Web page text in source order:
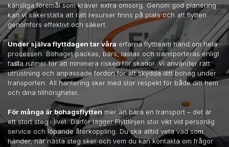
känsliga föremål som kräver extra omsorg. Genom god planering
kan vi säkerställa att rätt resurser finns på plats och att flytten
genomförs effektivt och säkert.
Under själva flyttdagen tar våra erfarna flyttteam hand om hela
processen. Bohaget packas, bärs, lastas och transporteras enligt
fasta rutiner för att minimera risken för skador. Vi använder rätt
utrustning och anpassade fordon för att skydda ditt bohag under
transporten. All hantering sker med stor respekt för både ditt hem
och dina tillhörigheter.
För många är bohagsflytten mer än bara en transport – det är
ett stort steg i livet. Därför lägger Flyttlinjen stor vikt vid personlig
service och löpande återkoppling. Du ska alltid veta vad som
händer, när nästa steg sker och vem du kan kontakta om frågor